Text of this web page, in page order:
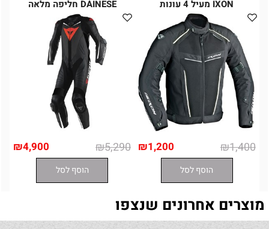
IXON מעיל 4 עונות
₪1,400
₪1,200
הוסף לסל
DAINESE חליפה מלאה
₪5,290
₪4,900
הוסף לסל
מוצרים אחרונים שנצפו